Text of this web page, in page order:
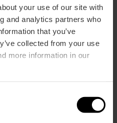
your use of our site with
and analytics partners who
that you’ve
collected from your use
more information in our
Karte